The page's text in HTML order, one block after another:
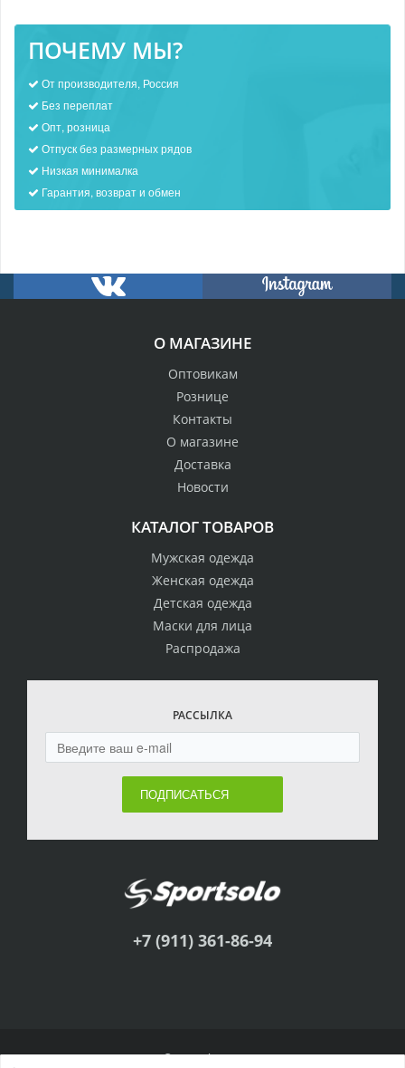
ПОЧЕМУ МЫ?
От производителя, Россия
Без переплат
Опт, розница
Отпуск без размерных рядов
Низкая минималка
Гарантия, возврат и обмен
О МАГАЗИНЕ
Оптовикам
Рознице
Контакты
О магазине
Доставка
Новости
КАТАЛОГ ТОВАРОВ
Мужская одежда
Женская одежда
Детская одежда
Маски для лица
Распродажа
РАССЫЛКА
ПОДПИСАТЬСЯ
+7 (911) 361-86-94
© Sportsolo, 2011